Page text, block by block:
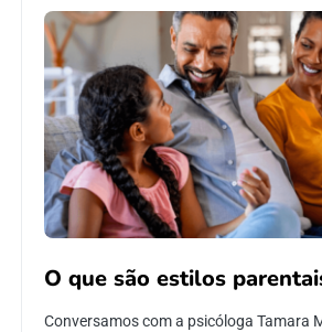
O que são estilos
Conversamos com a psicóloga Tamara